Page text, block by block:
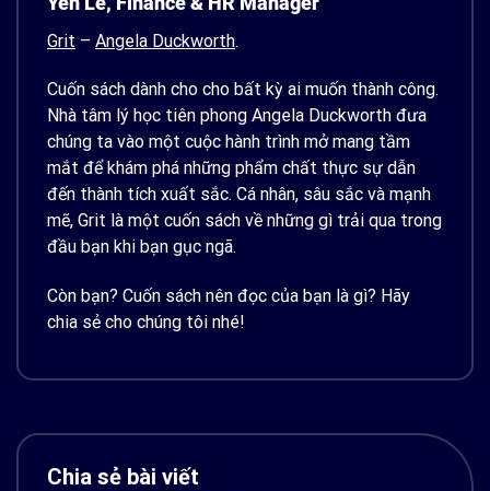
Grit – Angela Duckworth.
Cuốn sách dành cho cho bất kỳ ai muốn thành công.
Nhà tâm lý học tiên phong Angela Duckworth đưa
chúng ta vào một cuộc hành trình mở mang tầm
mắt để khám phá những phẩm chất thực sự dẫn
đến thành tích xuất sắc. Cá nhân, sâu sắc và mạnh
mẽ, Grit là một cuốn sách về những gì trải qua trong
đầu bạn khi bạn gục ngã.
Còn bạn? Cuốn sách nên đọc của bạn là gì? Hãy
chia sẻ cho chúng tôi nhé!
Chia sẻ bài viết